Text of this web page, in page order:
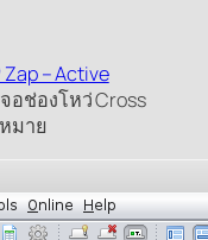
Zap – Active
อช่องโหว่ Cross
มาย